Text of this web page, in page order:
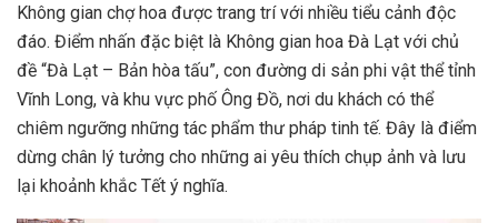
Không gian chợ hoa được trang trí với nhiều tiểu cảnh độc
đáo. Điểm nhấn đặc biệt là Không gian hoa Đà Lạt với chủ
đề “Đà Lạt – Bản hòa tấu”, con đường di sản phi vật thể tỉnh
Vĩnh Long, và khu vực phố Ông Đồ, nơi du khách có thể
chiêm ngưỡng những tác phẩm thư pháp tinh tế. Đây là điểm
dừng chân lý tưởng cho những ai yêu thích chụp ảnh và lưu
lại khoảnh khắc Tết ý nghĩa.